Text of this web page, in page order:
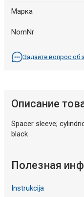
Марка
NomNr
Задайте вопрос об
Описание
Spacer sleeve;
black
Полезная
Instrukcija